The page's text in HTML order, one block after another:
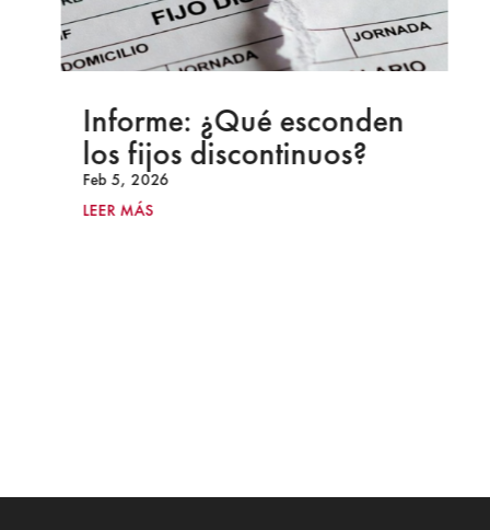
Informe: ¿Qué esconden
los fijos discontinuos?
Feb 5, 2026
LEER MÁS